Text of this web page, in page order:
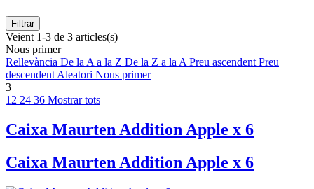
Filtrar
Veient 1-3 de 3 articles(s)
Nous primer
Rellevància De la A a la Z De la Z a la A Preu ascendent Preu
descendent Aleatori Nous primer
3
12 24 36 Mostrar tots
Caixa Maurten Addition Apple x 6
Caixa Maurten Addition Apple x 6